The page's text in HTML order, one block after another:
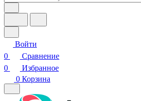
Войти
0
Сравнение
0
Избранное
0 Корзина